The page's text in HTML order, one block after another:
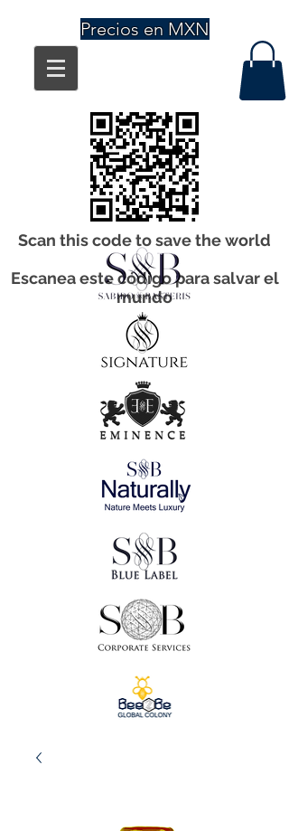
Precios en MXN
Scan this code to save the world
Escanea este código para salvar el
mundo